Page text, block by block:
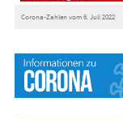
Corona-Zahlen vom 6. Juli 2022